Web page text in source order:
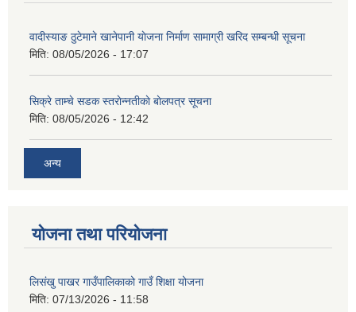
वादीस्याङ ठुटेमाने खानेपानी याेजना निर्माण सामाग्री खरिद सम्बन्धी सूचना
मिति: 08/05/2026 - 17:07
सिक्रे ताम्चे सडक स्तराेन्नतीकाे बाेलपत्र सूचना
मिति: 08/05/2026 - 12:42
अन्य
योजना तथा परियोजना
लिसंखु पाखर गाउँपालिकाको गाउँ शिक्षा योजना
मिति: 07/13/2026 - 11:58